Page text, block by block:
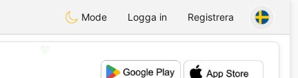
Mode Logga in Registrera